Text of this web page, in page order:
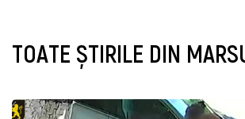
TOATE ȘTIRILE DIN